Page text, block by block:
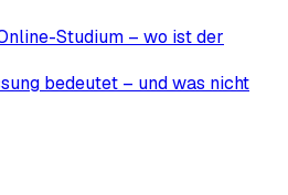
Studium – wo ist der
bedeutet – und was nicht